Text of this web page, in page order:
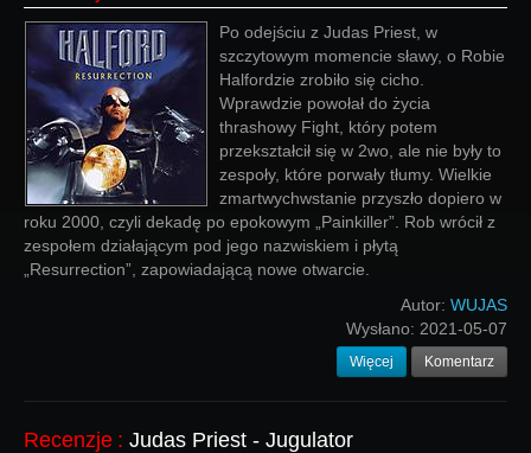
Po odejściu z Judas Priest, w
szczytowym momencie sławy, o Robie
Halfordzie zrobiło się cicho.
Wprawdzie powołał do życia
thrashowy Fight, który potem
przekształcił się w 2wo, ale nie były to
zespoły, które porwały tłumy. Wielkie
zmartwychwstanie przyszło dopiero w
roku 2000, czyli dekadę po epokowym „Painkiller”. Rob wrócił z
zespołem działającym pod jego nazwiskiem i płytą
„Resurrection”, zapowiadającą nowe otwarcie.
Autor: WUJAS
Wysłano: 2021-05-07
Więcej Komentarz
Recenzje : Judas Priest - Jugulator